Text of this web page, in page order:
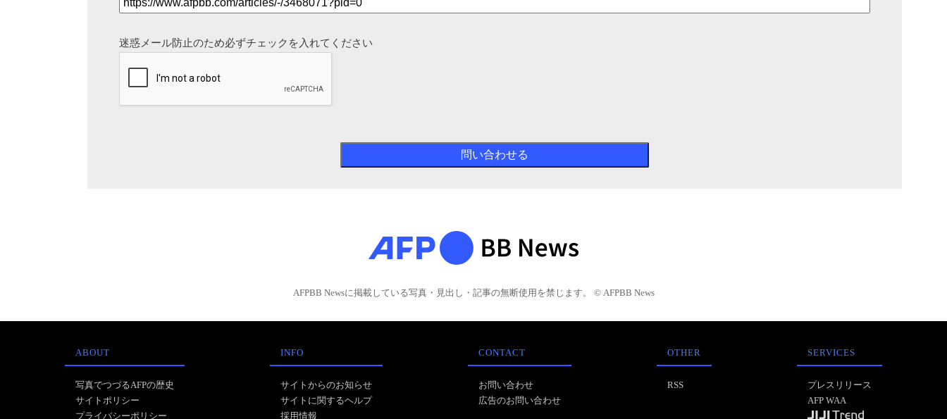
迷惑メール防止のため必ずチェックを入れてください
AFPBB Newsに掲載している写真・見出し・記事の無断使用を禁じます。 © AFPBB News
ABOUT
写真でつづるAFPの歴史
サイトポリシー
プライバシーポリシー
INFO
サイトからのお知らせ
サイトに関するヘルプ
採用情報
CONTACT
お問い合わせ
広告のお問い合わせ
OTHER
RSS
SERVICES
プレスリリース
AFP WAA